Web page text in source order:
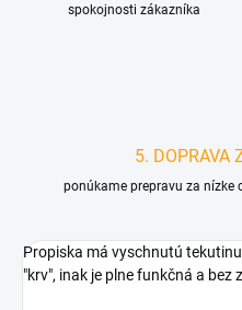
spokojnosti zákazníka
5. DOPRAVA
ponúkame prepravu za nízke
Propiska má vyschnutú
"krv", inak je plne funkčná a bez